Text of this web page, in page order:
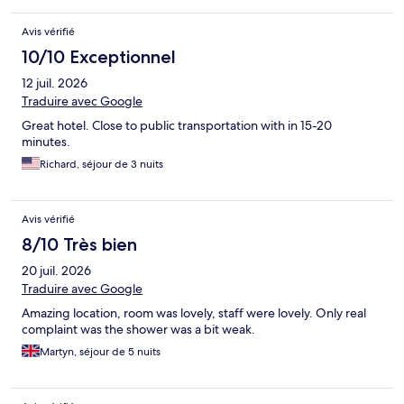
Avis vérifié
10/10 Exceptionnel
12 juil. 2026
Traduire avec Google
Great hotel. Close to public transportation with in 15-20
minutes.
Richard, séjour de 3 nuits
Avis vérifié
8/10 Très bien
20 juil. 2026
Traduire avec Google
Amazing location, room was lovely, staff were lovely. Only real
complaint was the shower was a bit weak.
Martyn, séjour de 5 nuits